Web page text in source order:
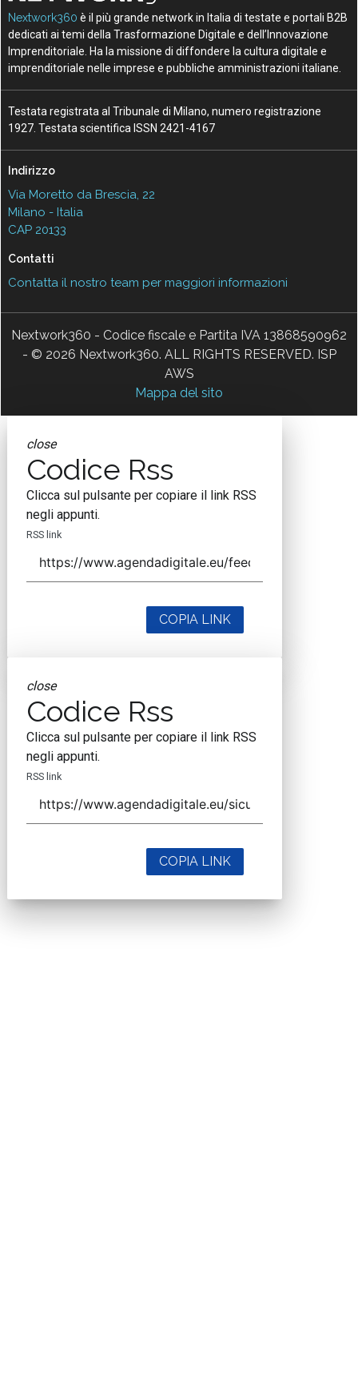
Nextwork360 è il più grande network in Italia di testate e portali B2B
dedicati ai temi della Trasformazione Digitale e dell’Innovazione
Imprenditoriale. Ha la missione di diffondere la cultura digitale e
imprenditoriale nelle imprese e pubbliche amministrazioni italiane.
Testata registrata al Tribunale di Milano, numero registrazione
1927. Testata scientifica ISSN 2421-4167
Indirizzo
Via Moretto da Brescia, 22
Milano - Italia
CAP 20133
Contatti
Contatta il nostro team per maggiori informazioni
Nextwork360 - Codice fiscale e Partita IVA 13868590962
- © 2026 Nextwork360. ALL RIGHTS RESERVED. ISP
AWS
Mappa del sito
close
Codice Rss
Clicca sul pulsante per copiare il link RSS
negli appunti.
RSS link
COPIA LINK
close
Codice Rss
Clicca sul pulsante per copiare il link RSS
negli appunti.
RSS link
COPIA LINK